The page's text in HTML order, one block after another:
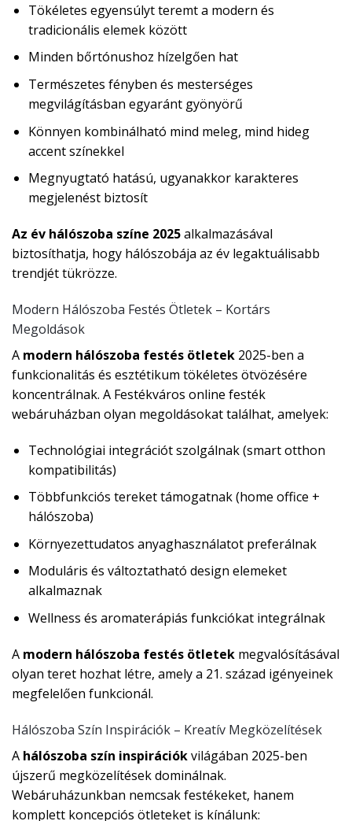
Tökéletes egyensúlyt teremt a modern és
tradicionális elemek között
Minden bőrtónushoz hízelgően hat
Természetes fényben és mesterséges
megvilágításban egyaránt gyönyörű
Könnyen kombinálható mind meleg, mind hideg
accent színekkel
Megnyugtató hatású, ugyanakkor karakteres
megjelenést biztosít
Az év hálószoba színe 2025alkalmazásával
biztosíthatja, hogy hálószobája az év legaktuálisabb
trendjét tükrözze.
Modern Hálószoba Festés Ötletek – Kortárs
Megoldások
A modern hálószoba festés ötletek 2025-ben a
funkcionalitás és esztétikum tökéletes ötvözésére
koncentrálnak. A Festékváros online festék
webáruházban olyan megoldásokat találhat, amelyek:
Technológiai integrációt szolgálnak (smart otthon
kompatibilitás)
Többfunkciós tereket támogatnak (home office +
hálószoba)
Környezettudatos anyaghasználatot preferálnak
Moduláris és változtatható design elemeket
alkalmaznak
Wellness és aromaterápiás funkciókat integrálnak
A modern hálószoba festés ötletek megvalósításával
olyan teret hozhat létre, amely a 21. század igényeinek
megfelelően funkcionál.
Hálószoba Szín Inspirációk – Kreatív Megközelítések
A hálószoba szín inspirációkvilágában 2025-ben
újszerű megközelítések dominálnak.
Webáruházunkban nemcsak festékeket, hanem
komplett koncepciós ötleteket is kínálunk: